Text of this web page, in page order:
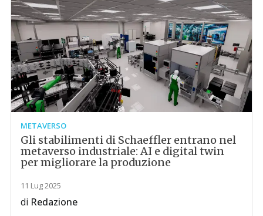
METAVERSO
Gli stabilimenti di Schaeffler entrano nel
metaverso industriale: AI e digital twin
per migliorare la produzione
11 Lug 2025
di Redazione